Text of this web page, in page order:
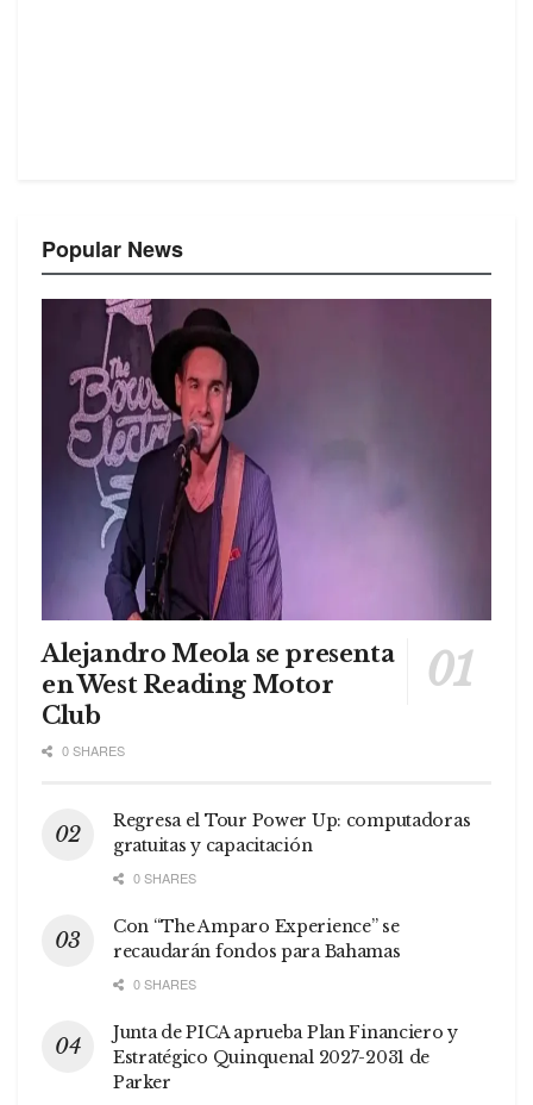
Popular News
Alejandro Meola se presenta
en West Reading Motor
Club
0 SHARES
Regresa el Tour Power Up: computadoras
gratuitas y capacitación
0 SHARES
Con “The Amparo Experience” se
recaudarán fondos para Bahamas
0 SHARES
Junta de PICA aprueba Plan Financiero y
Estratégico Quinquenal 2027-2031 de
Parker